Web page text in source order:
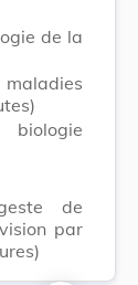
de la
de
par